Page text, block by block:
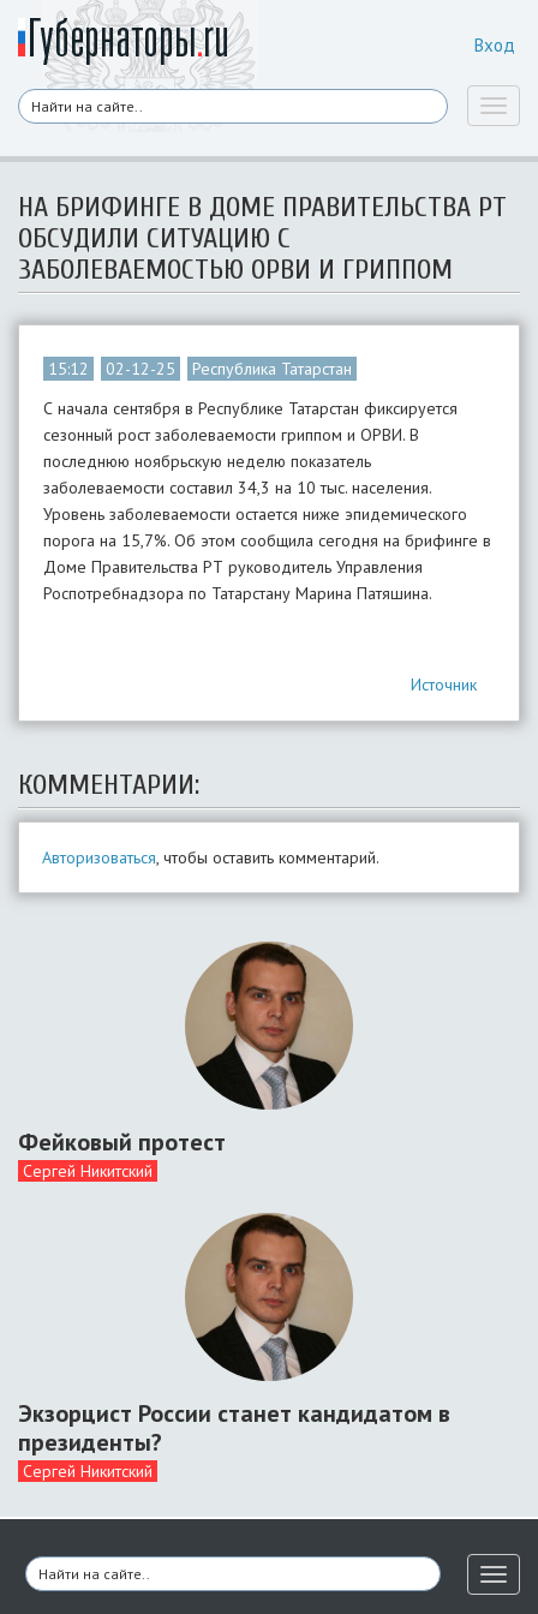
Вход
НА БРИФИНГЕ В ДОМЕ ПРАВИТЕЛЬСТВА РТ
ОБСУДИЛИ СИТУАЦИЮ С
ЗАБОЛЕВАЕМОСТЬЮ ОРВИ И ГРИППОМ
15:12 02-12-25
Республика Татарстан
С начала сентября в Республике Татарстан фиксируется
сезонный рост заболеваемости гриппом и ОРВИ. В
последнюю ноябрьскую неделю показатель
заболеваемости составил 34,3 на 10 тыс. населения.
Уровень заболеваемости остается ниже эпидемического
порога на 15,7%. Об этом сообщила сегодня на брифинге в
Доме Правительства РТ руководитель Управления
Роспотребнадзора по Татарстану Марина Патяшина.
Источник
КОММЕНТАРИИ:
Авторизоваться, чтобы оставить комментарий.
Фейковый протест
Сергей Никитский
Экзорцист России станет кандидатом в
президенты?
Сергей Никитский